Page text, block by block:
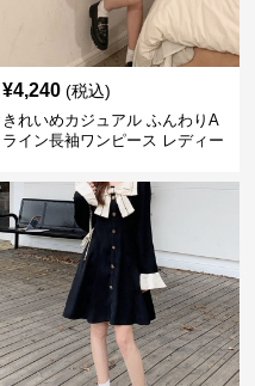
¥4,240 (税込)
きれいめカジュアル ふんわりA
ライン長袖ワンピース レディー
ト フェミニン 上品 おしゃれ